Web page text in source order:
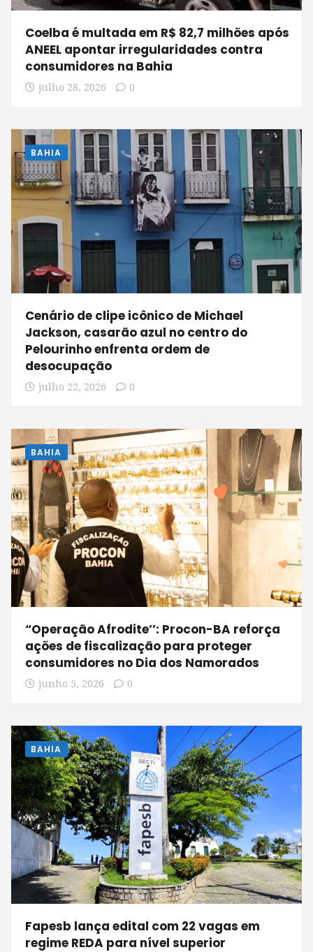
Coelba é multada em R$ 82,7 milhões após
ANEEL apontar irregularidades contra
consumidores na Bahia
julho 28, 2026 0
BAHIA
Cenário de clipe icônico de Michael
Jackson, casarão azul no centro do
Pelourinho enfrenta ordem de
desocupação
julho 22, 2026 0
BAHIA
“Operação Afrodite’’: Procon-BA reforça
ações de fiscalização para proteger
consumidores no Dia dos Namorados
junho 5, 2026 0
BAHIA
Fapesb lança edital com 22 vagas em
regime REDA para nível superior